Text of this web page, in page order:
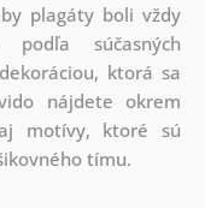
plagáty boli vždy
súčasných
ktorá sa
nájdete okrem
motívy, ktoré sú
tímu.